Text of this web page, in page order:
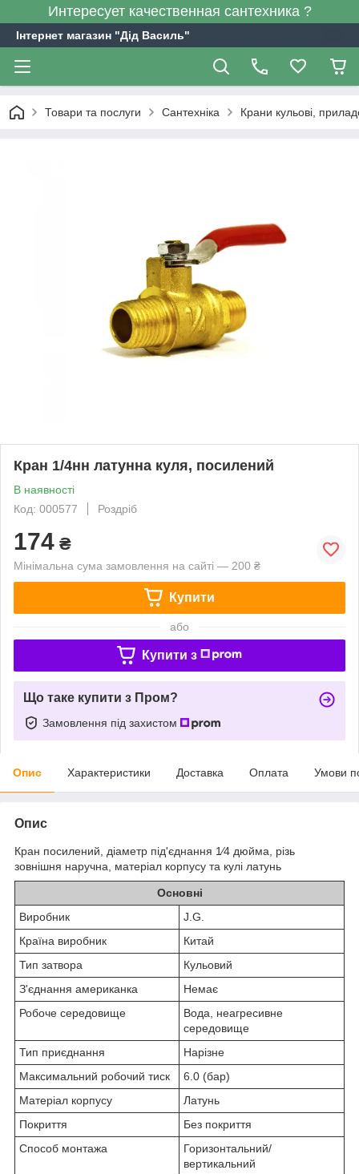
Интересует качественная сантехника ?
Інтернет магазин "Дід Василь"
Товари та послуги Сантехніка Крани кульові,
Кран 1/4нн латунна куля, посилений
В наявності
Код: 000577
Роздріб
174 ₴
Мінімальна сума замовлення на сайті — 200 ₴
Купити
або
Купити з
Що таке купити з Пром?
Замовлення під захистом
Опис Характеристики Доставка Оплата Умови
Опис
Кран посилений, діаметр під'єднання 1⁄4 дюйма, різь
зовнішня наручна, матеріал корпусу та кулі латунь
Основні
Виробник
J.G.
Країна виробник
Китай
Тип затвора
Кульовий
З'єднання американка
Немає
Робоче середовище
Вода, неагресивне
середовище
Тип приєднання
Нарізне
Максимальний робочий тиск
6.0 (бар)
Матеріал корпусу
Латунь
Покриття
Без покриття
Способ монтажа
Горизонтальний/
вертикальний